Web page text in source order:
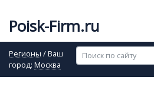
Poisk-Firm.ru
Регионы / Ваш
город: Москва